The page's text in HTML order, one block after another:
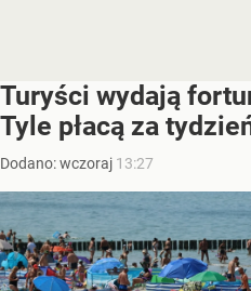
Turyści wydają
Tyle płacą za
Dodano:wczoraj 13:27